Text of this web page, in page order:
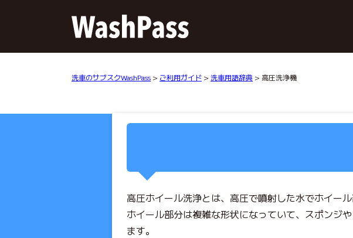
洗車のサブスクWashPass > ご利用ガイド > 洗車用語辞典 > 高圧洗浄機
高圧ホイール洗浄とは、高圧で噴射した水でホイー
ホイール部分は複雑な形状になっていて、スポンジ
ます。